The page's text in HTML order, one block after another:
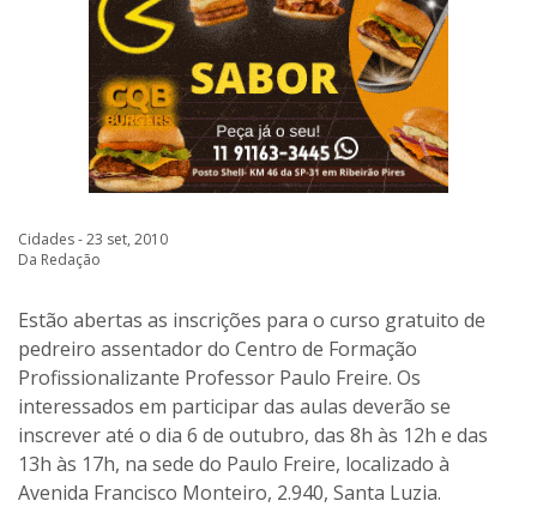
Cidades - 23 set, 2010
Da Redação
Estão abertas as inscrições para o curso gratuito de
pedreiro assentador do Centro de Formação
Profissionalizante Professor Paulo Freire. Os
interessados em participar das aulas deverão se
inscrever até o dia 6 de outubro, das 8h às 12h e das
13h às 17h, na sede do Paulo Freire, localizado à
Avenida Francisco Monteiro, 2.940, Santa Luzia.